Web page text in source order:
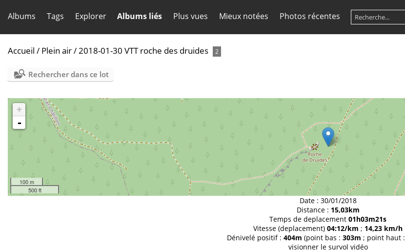
Albums Tags Explorer Albums liés Plus vues Mieux notées Photos récentes
Accueil / Plein air/2018-01-30 VTT roche des druides 2
Rechercher dans ce lot
+
-
100 m
500 ft
Date : 30/01/2018
Distance : 15,03km
Temps de deplacement 01h03m21s
Vitesse (deplacement) 04:12/km ; 14,23 km/h
Dénivelé positif : 404m (point bas : 303m ; point haut :
visionner le survol vidéo